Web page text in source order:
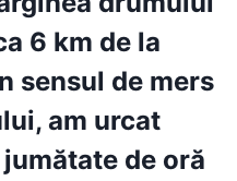
6 km de la
sensul de mers
am urcat
de oră